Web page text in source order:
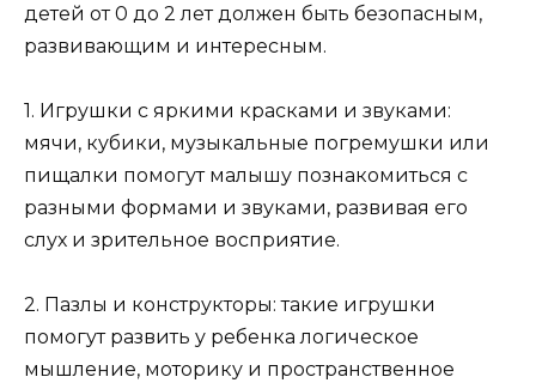
детей от 0 до 2 лет должен быть безопасным,
развивающим и интересным.
1. Игрушки с яркими красками и звуками:
мячи, кубики, музыкальные погремушки или
пищалки помогут малышу познакомиться с
разными формами и звуками, развивая его
слух и зрительное восприятие.
2. Пазлы и конструкторы: такие игрушки
помогут развить у ребенка логическое
мышление, моторику и пространственное